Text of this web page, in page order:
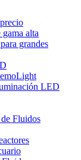
alta
grandes
LED
Fluidos